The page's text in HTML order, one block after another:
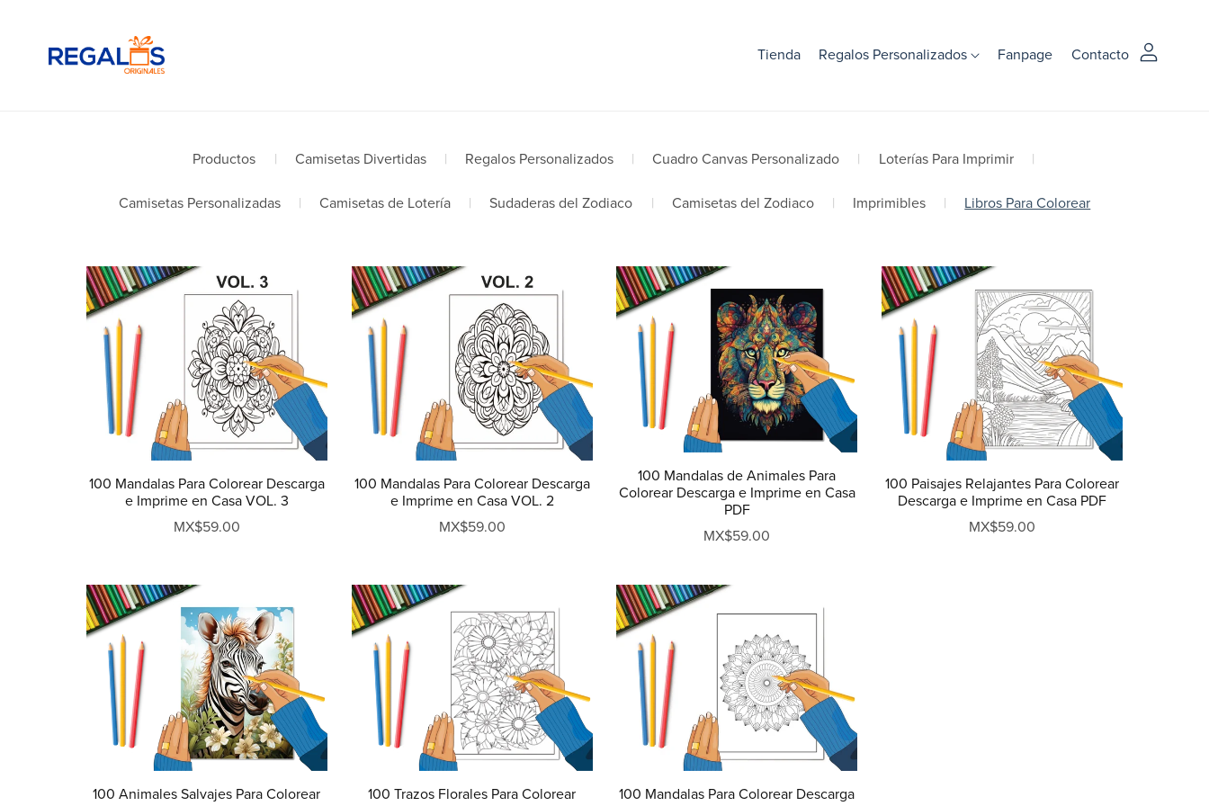
Tienda Regalos Personalizados Fanpage Contacto
Productos | Camisetas Divertidas | Regalos Personalizados | Cuadro Canvas Personalizado | Loterías Para Imprimir |
Camisetas Personalizadas | Camisetas de Lotería | Sudaderas del Zodiaco | Camisetas del Zodiaco | Imprimibles | Libros Para Colorear
100 Mandalas Para Colorear Descarga
e Imprime en Casa VOL. 3
MX$59.00
100 Mandalas Para Colorear Descarga
e Imprime en Casa VOL. 2
MX$59.00
100 Mandalas de Animales Para
Colorear Descarga e Imprime en Casa
PDF
MX$59.00
100 Paisajes Relajantes Para Colorear
Descarga e Imprime en Casa PDF
MX$59.00
100 Animales Salvajes Para Colorear
100 Trazos Florales Para Colorear
100 Mandalas Para Colorear Descarga